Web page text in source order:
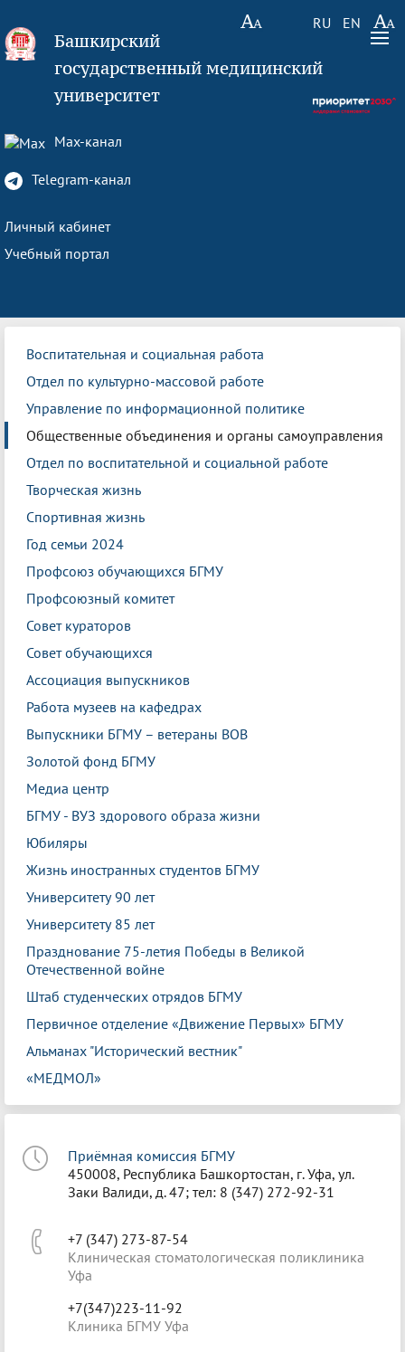
RU EN
Башкирский
государственный медицинский
университет
Max-канал
Telegram-канал
Личный кабинет
Учебный портал
Воспитательная и социальная работа
Отдел по культурно-массовой работе
Управление по информационной политике
Общественные объединения и органы самоуправления
Отдел по воспитательной и социальной работе
Творческая жизнь
Спортивная жизнь
Год семьи 2024
Профсоюз обучающихся БГМУ
Профсоюзный комитет
Совет кураторов
Совет обучающихся
Ассоциация выпускников
Работа музеев на кафедрах
Выпускники БГМУ – ветераны ВОВ
Золотой фонд БГМУ
Медиа центр
БГМУ - ВУЗ здорового образа жизни
Юбиляры
Жизнь иностранных студентов БГМУ
Университету 90 лет
Университету 85 лет
Празднование 75-летия Победы в Великой
Отечественной войне
Штаб студенческих отрядов БГМУ
Первичное отделение «Движение Первых» БГМУ
Альманах "Исторический вестник"
«МЕДМОЛ»
Приёмная комиссия БГМУ
450008, Республика Башкортостан, г. Уфа, ул.
Заки Валиди, д. 47; тел: 8 (347) 272-92-31
+7 (347) 273-87-54
Клиническая стоматологическая поликлиника
Уфа
+7(347)223-11-92
Клиника БГМУ Уфа